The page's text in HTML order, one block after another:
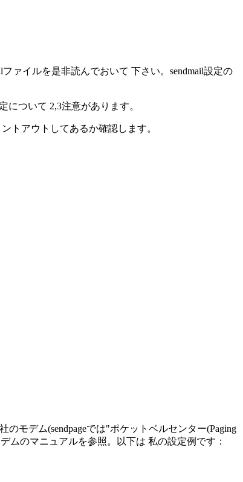
ァイルを是非読んでおいて 下さい。sendmail設定の
について 2,3注意があります。
トアウトしてあるか確認します。
モデム(sendpageでは"ポケットベルセンター(Paging
ムのマニュアルを参照。以下は 私の設定例です：